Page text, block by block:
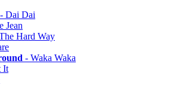
- Dai Dai
Jean
Hard Way
- Waka Waka
It